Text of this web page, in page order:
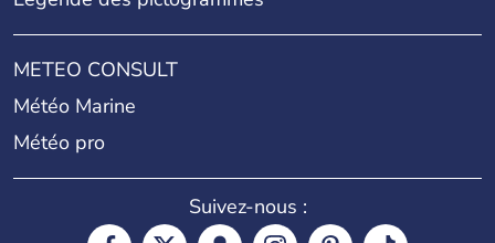
METEO CONSULT
Météo Marine
Météo pro
Suivez-nous :